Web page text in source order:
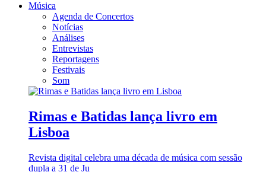
Música
Agenda de Concertos
Notícias
Análises
Entrevistas
Reportagens
Festivais
Som
Rimas e Batidas lança livro em
Lisboa
Revista digital celebra uma década de música com sessão
dupla a 31 de Ju